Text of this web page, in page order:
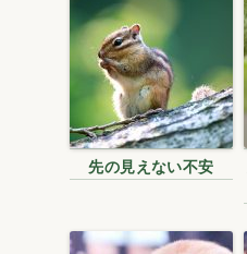
先の見えない不安